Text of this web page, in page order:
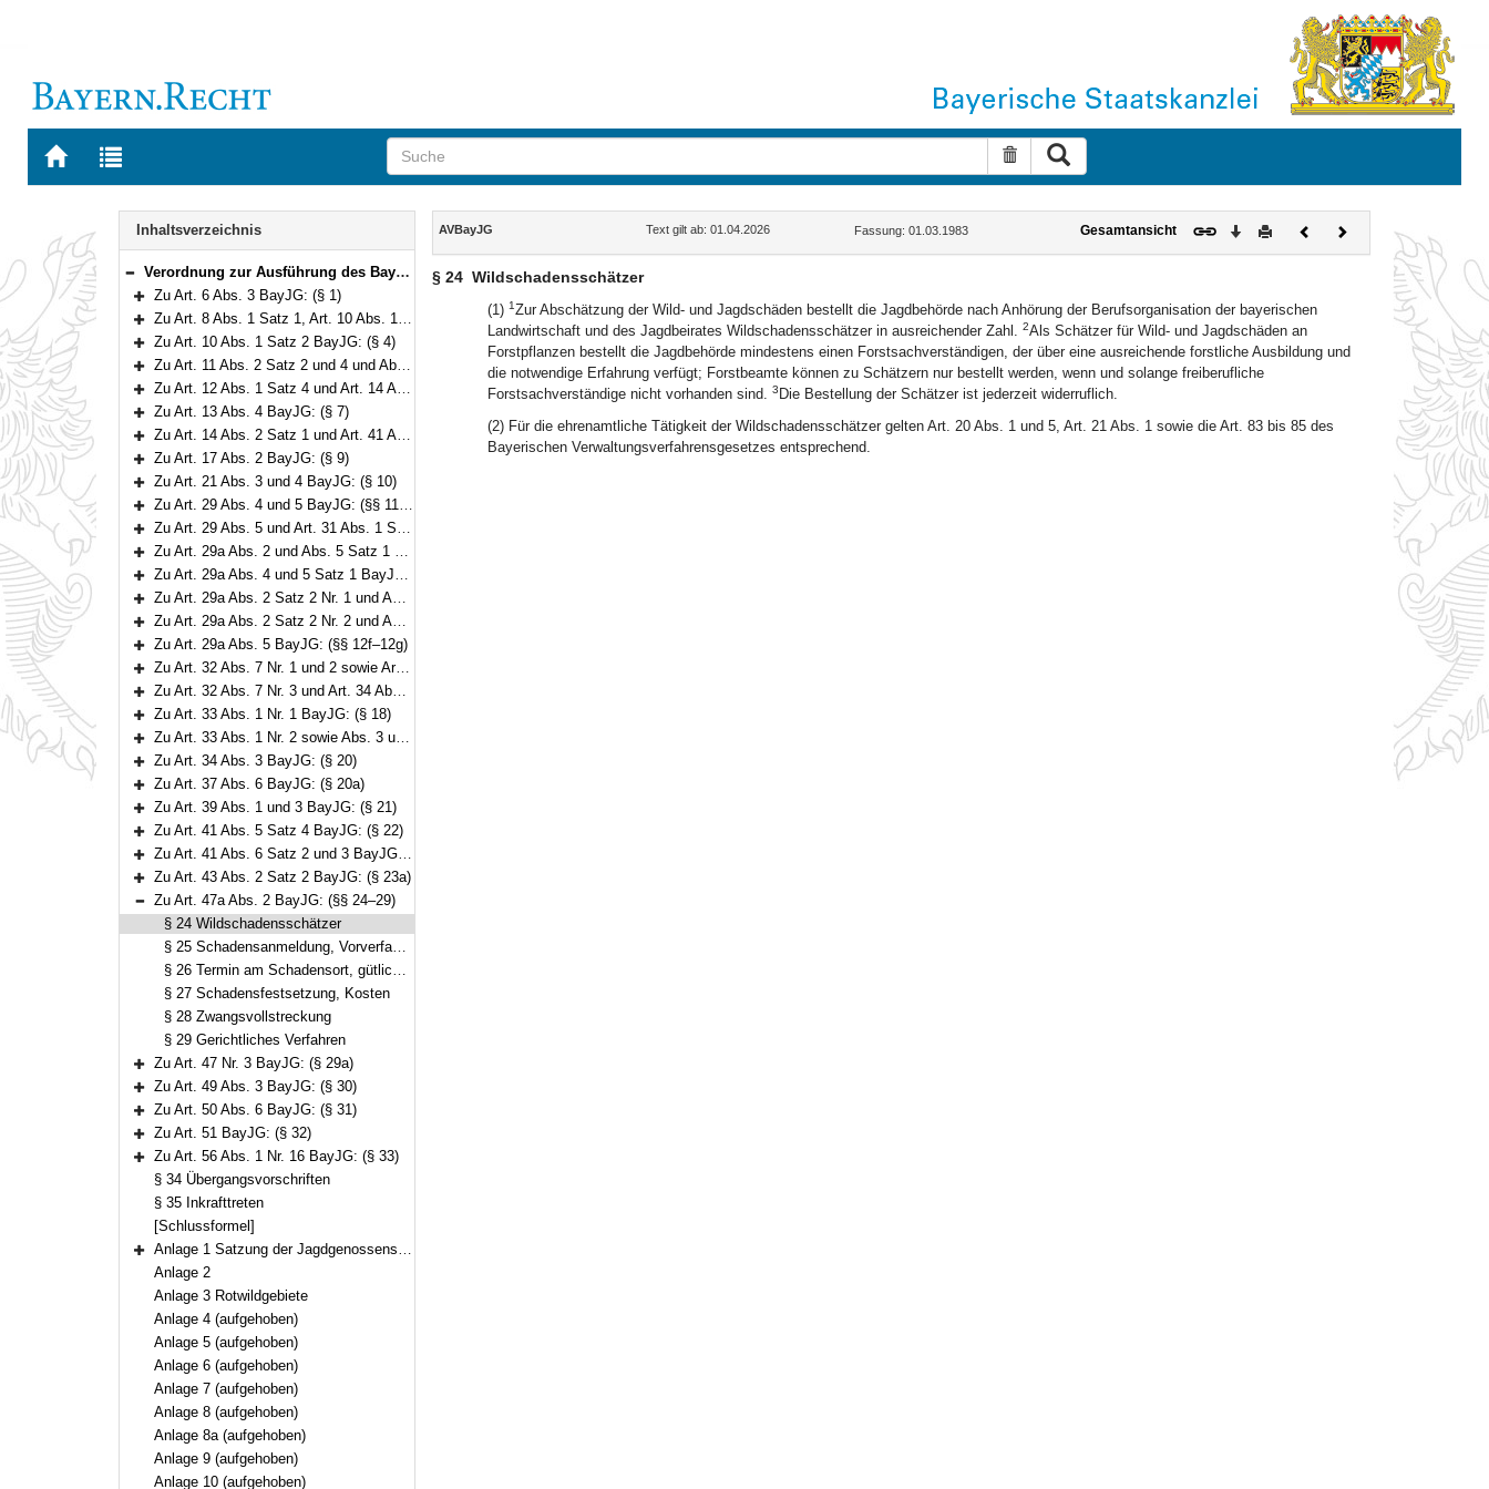
Zur
BAYERN.RECHT
Zur
letzten
Suche zurücksetzen
Navigation
Inhaltsverzeichnis
Bereich reduzieren
Verordnung zur Ausführung des Bayerischen Jagdgesetzes (AVBayJG) Vom 1. März 1983 (GVBl. S. 51) BayRS 792-2-W (§§ 1–35)
Bereich erweitern
Zu Art. 6 Abs. 3 BayJG: (§ 1)
Bereich erweitern
Zu Art. 8 Abs. 1 Satz 1, Art. 10 Abs. 1 Satz 1, Art. 15 Abs. 1 Satz 1 und Art. 16 Abs. 1 Satz 1 BayJG: (§§ 2–3)
Bereich erweitern
Zu Art. 10 Abs. 1 Satz 2 BayJG: (§ 4)
Bereich erweitern
Zu Art. 11 Abs. 2 Satz 2 und 4 und Abs. 6 BayJG: (§ 5)
Bereich erweitern
Zu Art. 12 Abs. 1 Satz 4 und Art. 14 Abs. 4 Satz 1 BayJG: (§ 6)
Bereich erweitern
Zu Art. 13 Abs. 4 BayJG: (§ 7)
Bereich erweitern
Zu Art. 14 Abs. 2 Satz 1 und Art. 41 Abs. 5 Satz 3 BayJG: (§ 8)
Bereich erweitern
Zu Art. 17 Abs. 2 BayJG: (§ 9)
Bereich erweitern
Zu Art. 21 Abs. 3 und 4 BayJG: (§ 10)
Bereich erweitern
Zu Art. 29 Abs. 4 und 5 BayJG: (§§ 11–11a)
Bereich erweitern
Zu Art. 29 Abs. 5 und Art. 31 Abs. 1 Satz 2 BayJG: (§ 12)
Bereich erweitern
Zu Art. 29a Abs. 2 und Abs. 5 Satz 1 BayJG: (§§ 12a–12b)
Bereich erweitern
Zu Art. 29a Abs. 4 und 5 Satz 1 BayJG: (§ 12c)
Bereich erweitern
Zu Art. 29a Abs. 2 Satz 2 Nr. 1 und Abs. 5 BayJG: (§ 12d)
Bereich erweitern
Zu Art. 29a Abs. 2 Satz 2 Nr. 2 und Abs. 5 BayJG: (§ 12e)
Bereich erweitern
Zu Art. 29a Abs. 5 BayJG: (§§ 12f–12g)
Bereich erweitern
Zu Art. 32 Abs. 7 Nr. 1 und 2 sowie Art. 32a Abs. 5 BayJG: (§§ 13–16)
Bereich erweitern
Zu Art. 32 Abs. 7 Nr. 3 und Art. 34 Abs. 3 BayJG: (§ 17)
Bereich erweitern
Zu Art. 33 Abs. 1 Nr. 1 BayJG: (§ 18)
Bereich erweitern
Zu Art. 33 Abs. 1 Nr. 2 sowie Abs. 3 und 4 BayJG: (§ 19)
Bereich erweitern
Zu Art. 34 Abs. 3 BayJG: (§ 20)
Bereich erweitern
Zu Art. 37 Abs. 6 BayJG: (§ 20a)
Bereich erweitern
Zu Art. 39 Abs. 1 und 3 BayJG: (§ 21)
Bereich erweitern
Zu Art. 41 Abs. 5 Satz 4 BayJG: (§ 22)
Bereich erweitern
Zu Art. 41 Abs. 6 Satz 2 und 3 BayJG: (§ 23)
Bereich erweitern
Zu Art. 43 Abs. 2 Satz 2 BayJG: (§ 23a)
Bereich reduzieren
Zu Art. 47a Abs. 2 BayJG: (§§ 24–29)
§ 24 Wildschadensschätzer
§ 25 Schadensanmeldung, Vorverfahren, Zurückweisungsbescheid
§ 26 Termin am Schadensort, gütliche Einigung
§ 27 Schadensfestsetzung, Kosten
§ 28 Zwangsvollstreckung
§ 29 Gerichtliches Verfahren
Bereich erweitern
Zu Art. 47 Nr. 3 BayJG: (§ 29a)
Bereich erweitern
Zu Art. 49 Abs. 3 BayJG: (§ 30)
Bereich erweitern
Zu Art. 50 Abs. 6 BayJG: (§ 31)
Bereich erweitern
Zu Art. 51 BayJG: (§ 32)
Bereich erweitern
Zu Art. 56 Abs. 1 Nr. 16 BayJG: (§ 33)
§ 34 Übergangsvorschriften
§ 35 Inkrafttreten
[Schlussformel]
Bereich erweitern
Anlage 1 Satzung der Jagdgenossenschaft ……………
Anlage 2
Anlage 3 Rotwildgebiete
Anlage 4 (aufgehoben)
Anlage 5 (aufgehoben)
Anlage 6 (aufgehoben)
Anlage 7 (aufgehoben)
Anlage 8 (aufgehoben)
Anlage 8a (aufgehoben)
Anlage 9 (aufgehoben)
Anlage 10 (aufgehoben)
Inhalt
AVBayJG Text gilt ab: 01.04.2026 Fassung: 01.03.1983 Gesamtansicht Download
DruckenVorherigesNächstes
Dokument
§ 24 Wildschadensschätzer
(1) 1Zur Abschätzung der Wild- und Jagdschäden bestellt die Jagdbehörde nach Anhörung der Berufsorganisation der bayerischen
Landwirtschaft und des Jagdbeirates Wildschadensschätzer in ausreichender Zahl. 2Als Schätzer für Wild- und Jagdschäden an
Forstpflanzen bestellt die Jagdbehörde mindestens einen Forstsachverständigen, der über eine ausreichende forstliche Ausbildung und
die notwendige Erfahrung verfügt; Forstbeamte können zu Schätzern nur bestellt werden, wenn und solange freiberufliche
Forstsachverständige nicht vorhanden sind. 3 Die Bestellung der Schätzer ist jederzeit widerruflich.
(2) Für die ehrenamtliche Tätigkeit der Wildschadensschätzer gelten Art. 20 Abs. 1 und 5, Art. 21 Abs. 1 sowie die Art. 83 bis 85 des
Bayerischen Verwaltungsverfahrensgesetzes entsprechend.